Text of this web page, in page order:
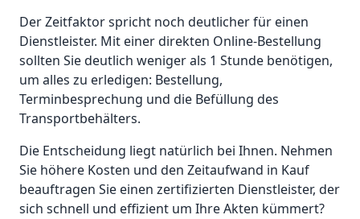
Der Zeitfaktor spricht noch deutlicher für einen
Dienstleister. Mit einer direkten Online-Bestellung
sollten Sie deutlich weniger als 1 Stunde benötigen,
um alles zu erledigen: Bestellung,
Terminbesprechung und die Befüllung des
Transportbehälters.
Die Entscheidung liegt natürlich bei Ihnen. Nehmen
Sie höhere Kosten und den Zeitaufwand in Kauf
beauftragen Sie einen zertifizierten Dienstleister, der
sich schnell und effizient um Ihre Akten kümmert?